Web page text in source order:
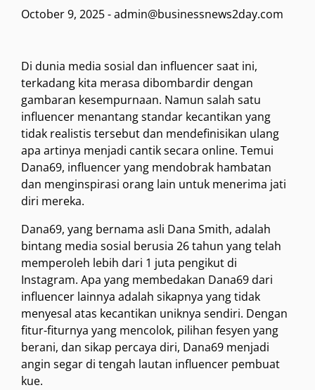
October 9, 2025-admin@businessnews2day.com
Di dunia media sosial dan influencer saat ini,
terkadang kita merasa dibombardir dengan
gambaran kesempurnaan. Namun salah satu
influencer menantang standar kecantikan yang
tidak realistis tersebut dan mendefinisikan ulang
apa artinya menjadi cantik secara online. Temui
Dana69, influencer yang mendobrak hambatan
dan menginspirasi orang lain untuk menerima jati
diri mereka.
Dana69, yang bernama asli Dana Smith, adalah
bintang media sosial berusia 26 tahun yang telah
memperoleh lebih dari 1 juta pengikut di
Instagram. Apa yang membedakan Dana69 dari
influencer lainnya adalah sikapnya yang tidak
menyesal atas kecantikan uniknya sendiri. Dengan
fitur-fiturnya yang mencolok, pilihan fesyen yang
berani, dan sikap percaya diri, Dana69 menjadi
angin segar di tengah lautan influencer pembuat
kue.